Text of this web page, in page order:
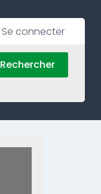
Se connecter
Rechercher